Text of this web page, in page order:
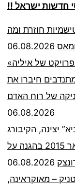
חוזרת ומה
06.08.2026
«חברים ישראלים של אוקראינה» בפרויקט של איליה
חיברו את
06.08.2026
יצינה, הקיבורג
האוקראיני הצעיר ביותר, שנהרג בינואר 2015 בהגנה על
06.08.2026
– מאוקראינה,